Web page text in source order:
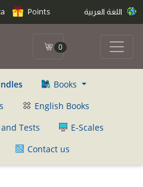
Points
0
Books
English Books
Tests
E-Scales
Contact us